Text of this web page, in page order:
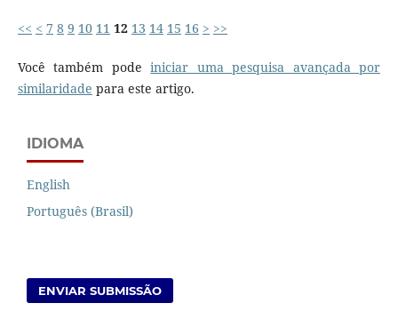
<< < 7 8 9 10 11 12 13 14 15 16 > >>
Você também podeiniciar uma pesquisa avançada por
similaridade para este artigo.
IDIOMA
English
Português (Brasil)
ENVIAR SUBMISSÃO